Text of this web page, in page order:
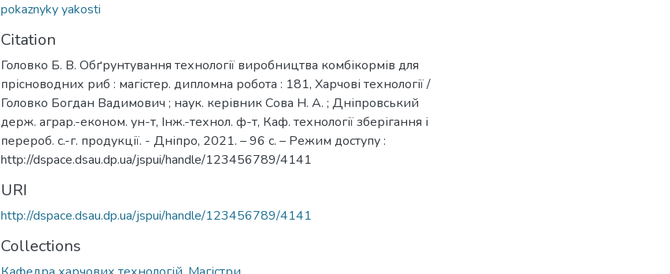
pokaznyky yakosti
Citation
Головко Б. В. Обґрунтування технології виробництва комбікормів для
прісноводних риб : магістер. дипломна робота : 181, Харчові технології /
Головко Богдан Вадимович ; наук. керівник Сова Н. А. ; Дніпровський
держ. аграр.-економ. ун-т, Інж.-технол. ф-т, Каф. технології зберігання і
перероб. с.-г. продукції. - Дніпро, 2021. – 96 с. – Режим доступу :
http://dspace.dsau.dp.ua/jspui/handle/123456789/4141
URI
http://dspace.dsau.dp.ua/jspui/handle/123456789/4141
Collections